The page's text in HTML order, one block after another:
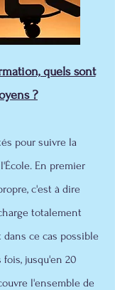
quels sont
?
pour suivre la
En premier
c'est à dire
totalement
ce cas possible
jusqu'en 20
l'ensemble de